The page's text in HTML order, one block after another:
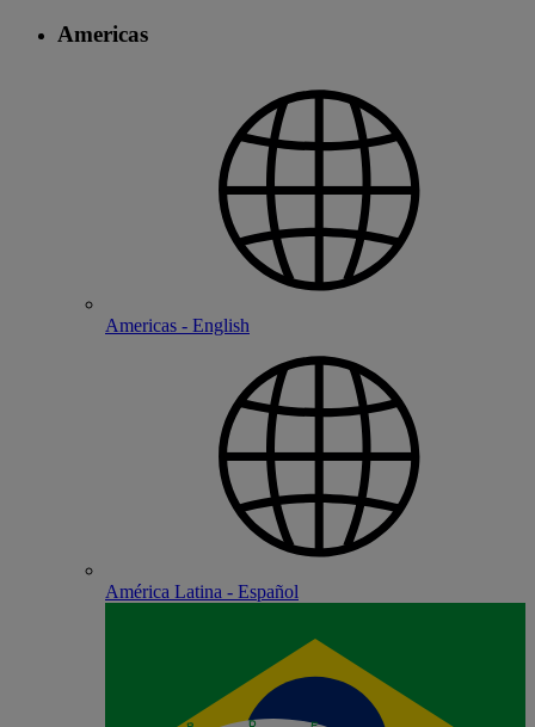
Americas
Americas - English
América Latina - Español